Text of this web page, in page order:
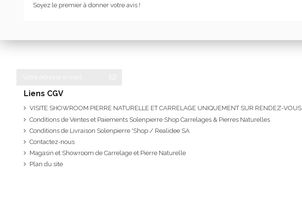
Soyez le premier à donner votre avis !
Liens CGV
VISITE SHOWROOM PIERRE NATURELLE ET CARRELAGE UNIQUEMENT SUR RENDEZ-VOUS
Conditions de Ventes et Paiements Solenpierre Shop Carrelages & Pierres Naturelles
Conditions de Livraison Solenpierre 'Shop / Realidee SA
Contactez-nous
Magasin et Showroom de Carrelage et Pierre Naturelle
Plan du site